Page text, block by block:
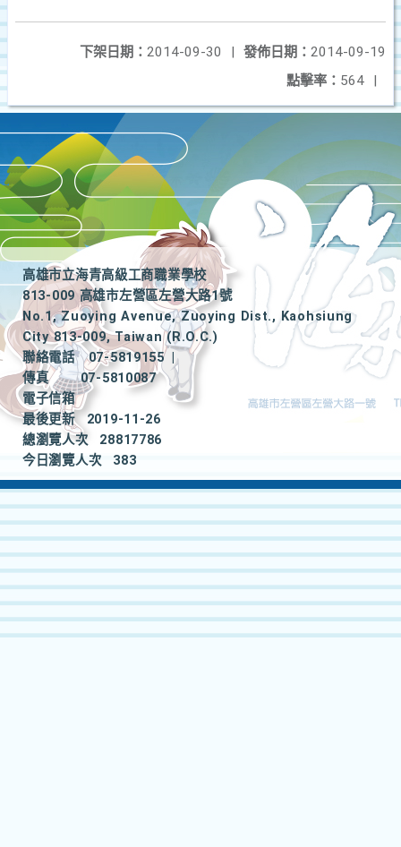
發佈日期： 2014-09-19
下架日期： 2014-09-30
|
點擊率： 564 |
高雄市立海青高級工商職業學校
813-009 高雄市左營區左營大路1號
No.1, Zuoying Avenue, Zuoying Dist., Kaohsiung
City 813-009, Taiwan (R.O.C.)
聯絡電話
07-5819155
|
傳真
07-5810087
電子信箱
最後更新
2019-11-26
總瀏覽人次
28817786
今日瀏覽人次
383